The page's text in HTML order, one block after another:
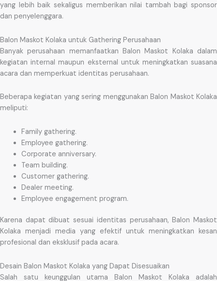
yang lebih baik sekaligus memberikan nilai tambah bagi sponsor
dan penyelenggara.
Balon Maskot Kolaka untuk Gathering Perusahaan
Banyak perusahaan memanfaatkan Balon Maskot Kolaka dalam
kegiatan internal maupun eksternal untuk meningkatkan suasana
acara dan memperkuat identitas perusahaan.
Beberapa kegiatan yang sering menggunakan Balon Maskot Kolaka
meliputi:
Family gathering.
Employee gathering.
Corporate anniversary.
Team building.
Customer gathering.
Dealer meeting.
Employee engagement program.
Karena dapat dibuat sesuai identitas perusahaan, Balon Maskot
Kolaka menjadi media yang efektif untuk meningkatkan kesan
profesional dan eksklusif pada acara.
Desain Balon Maskot Kolaka yang Dapat Disesuaikan
Salah satu keunggulan utama Balon Maskot Kolaka adalah